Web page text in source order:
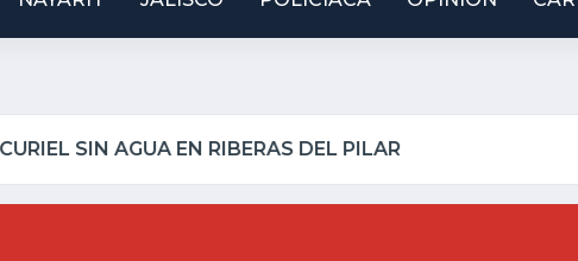
INSEGURO Y AL VIRREY NO LE IMPORTA